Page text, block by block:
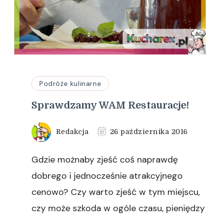
Podróże kulinarne
Sprawdzamy WAM Restauracje!
Redakcja 26 października 2016
Gdzie możnaby zjeść coś naprawdę
dobrego i jednocześnie atrakcyjnego
cenowo? Czy warto zjeść w tym miejscu,
czy może szkoda w ogóle czasu, pieniędzy